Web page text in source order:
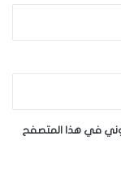
في هذا المتصفح